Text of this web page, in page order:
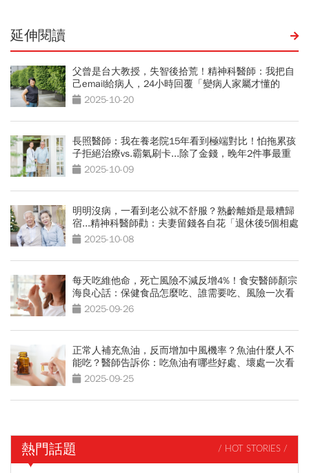
延伸閱讀
父曾是台大教授，失智後拾荒！精神科醫師：我把自
己email給病人，24小時回覆「變病人家屬才懂的
事」2025-10-20
長照醫師：我在養老院15年看到極端對比！怕拖累孩
子拒絕治療vs.霸氣刷卡...除了金錢，晚年2件事最重
要 2025-10-09
明明沒病，一看到老公就不舒服？熟齡離婚是最糟歸
宿...精神科醫師勸：夫妻留錢各自花「退休後5個相處
之道」
2025-10-08
每天吃維他命，死亡風險不減反增4%！食安醫師顏宗
海良心話：保健食品怎麼吃、誰需要吃、風險一次看
懂 2025-09-26
正常人補充魚油，反而增加中風機率？魚油什麼人不
能吃？醫師告訴你：吃魚油有哪些好處、壞處一次看
2025-09-25
熱門話題 / HOT STORIES /